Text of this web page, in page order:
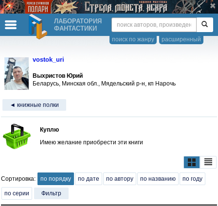
ЛАБОРАТОРИЯ
ФАНТАСТИКИ
расширенный
поиск по жанру
vostok_uri
Выхристов Юрий
Беларусь, Минская обл., Мядельский р-н, кп Нарочь
◄ книжные полки
Куплю
Имею желание приобрести эти книги
Сортировка: по порядку по дате по автору по названию по году
по серии Фильтр